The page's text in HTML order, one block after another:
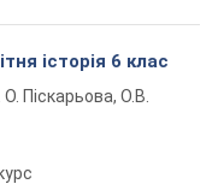
історія 6 клас
О. Піскарьова, О.В.